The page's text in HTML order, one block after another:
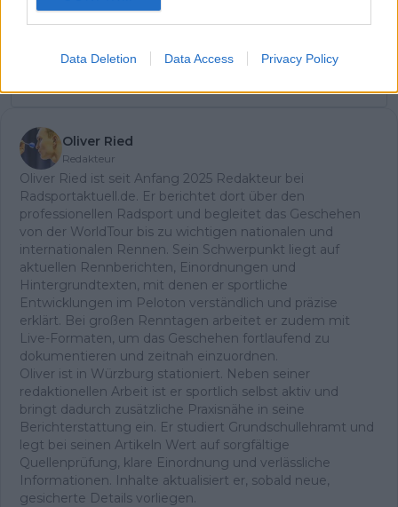
Data Deletion Data Access Privacy Policy
Mail.
Oliver Ried
Redakteur
Oliver Ried ist seit Anfang 2025 Redakteur bei
Radsportaktuell.de. Er berichtet dort über den
professionellen Radsport und begleitet das Geschehen
von der WorldTour bis zu wichtigen nationalen und
internationalen Rennen. Sein Schwerpunkt liegt auf
aktuellen Rennberichten, Einordnungen und
Hintergrundtexten, mit denen er sportliche
Entwicklungen im Peloton verständlich und präzise
erklärt. Bei großen Renntagen arbeitet er zudem mit
Live-Formaten, um das Geschehen fortlaufend zu
dokumentieren und zeitnah einzuordnen.
Oliver ist in Würzburg stationiert. Neben seiner
redaktionellen Arbeit ist er sportlich selbst aktiv und
bringt dadurch zusätzliche Praxisnähe in seine
Berichterstattung ein. Er studiert Grundschullehramt und
legt bei seinen Artikeln Wert auf sorgfältige
Quellenprüfung, klare Einordnung und verlässliche
Informationen. Inhalte aktualisiert er, sobald neue,
gesicherte Details vorliegen.